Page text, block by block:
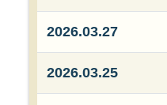
2026.03.27
2026.03.25